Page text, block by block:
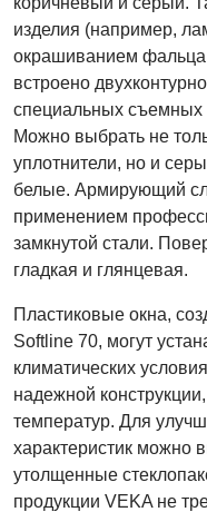
изделия (например,
окрашиванием
встроено
специальных съемных
Можно выбрать не
уплотнители, но и
белые. Армирующий
применением
замкнутой стали.
гладкая и глянцевая.
Пластиковые окна,
Softline 70, могут
климатических
надежной
температур. Для
характеристик можно
утолщенные
продукции VEKA не